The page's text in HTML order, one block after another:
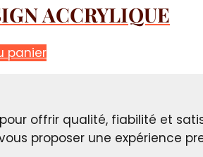
plusieurs
variations.
Les
options
choisies
sur
ACCRYLIQUE
panier
offrir qualité, fiabilité et
proposer une expérience